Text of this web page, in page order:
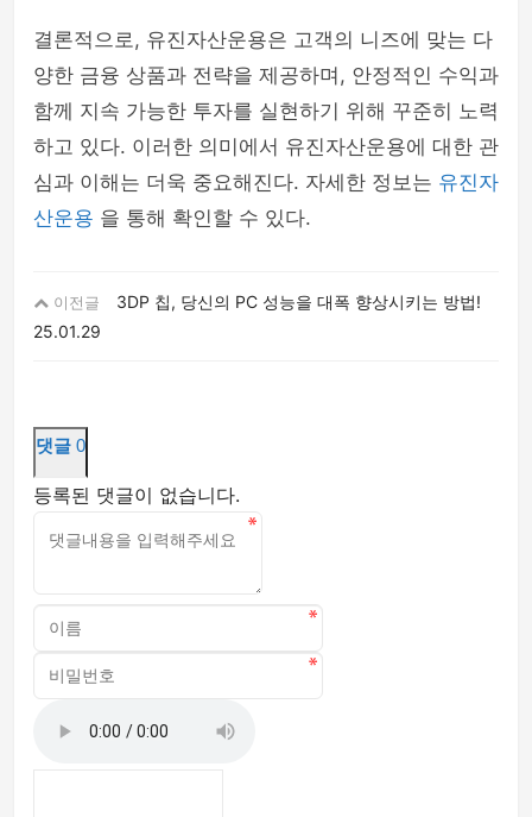
결론적으로, 유진자산운용은 고객의 니즈에 맞는 다
양한 금융 상품과 전략을 제공하며, 안정적인 수익과
함께 지속 가능한 투자를 실현하기 위해 꾸준히 노력
하고 있다. 이러한 의미에서 유진자산운용에 대한 관
심과 이해는 더욱 중요해진다. 자세한 정보는 유진자
산운용 을 통해 확인할 수 있다.
이전글
3DP 칩, 당신의 PC 성능을 대폭 향상시키는 방법!
25.01.29
댓글 0
등록된 댓글이 없습니다.